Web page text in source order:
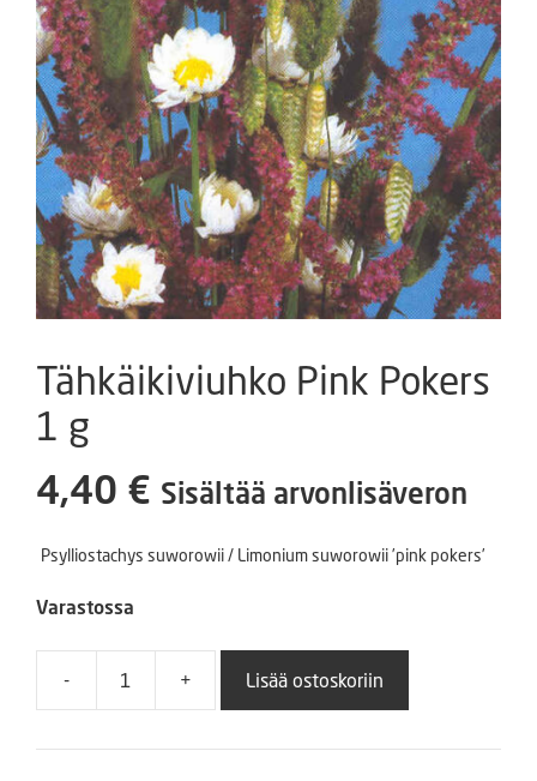
Tähkäikiviuhko Pink Pokers
1 g
4,40 € Sisältää arvonlisäveron
Psylliostachys suworowii / Limonium suworowii ’pink pokers’
Varastossa
-
Tähkäikiviuhko
Pokers
+ Lisää ostoskoriin